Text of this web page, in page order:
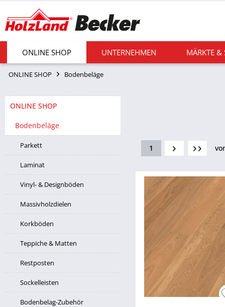
ONLINE SHOP UNTERNEHMEN MÄRKTE &
ONLINE SHOP Bodenbeläge
ONLINE SHOP
Bodenbeläge
Parkett
Laminat
Vinyl- & Designböden
Massivholzdielen
Korkböden
Teppiche & Matten
Restposten
Sockelleisten
Bodenbelag-Zubehör
1